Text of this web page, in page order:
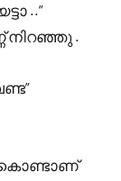
..”
നിറഞ്ഞു .
കൊണ്ടാണ്